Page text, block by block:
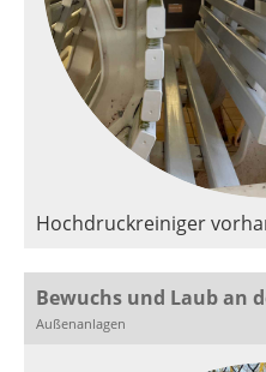
Hochdruckreiniger
Außenanlagen